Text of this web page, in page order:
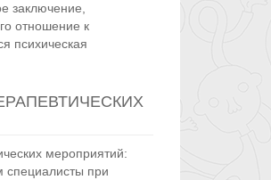
заключение,
отношение к
психическая
мероприятий:
специалисты при